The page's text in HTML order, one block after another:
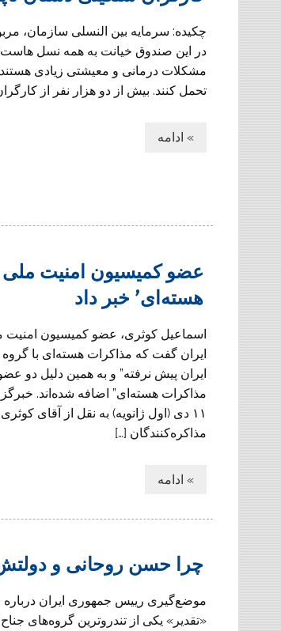
چکیده: سرمایه بین النسلی سازمان،
در این صندوق خیانت به همه نسل
مشکلات درمانی و معیشتی زیادی‌
تحمل کنند. بیش از دو هزار نفر از
» ادامه
عضو کمیسیون امنیت
هسته‌ای’ خبر داد
اسماعیل کوثری، عضو کمیسیون
ایران پیش نرفته” و به همین دلیل دو
مذاکرات هسته‌ای” اضافه شده‌اند.
١١ دی (اول ژانویه) به نقل از آقای
مذاکره‌کنندگان […]
» ادامه
چرا حسن روحانی و دولتش از ۹ دی تقدیر
«تقدير» يکی از تندروترين گروه‌های جناح